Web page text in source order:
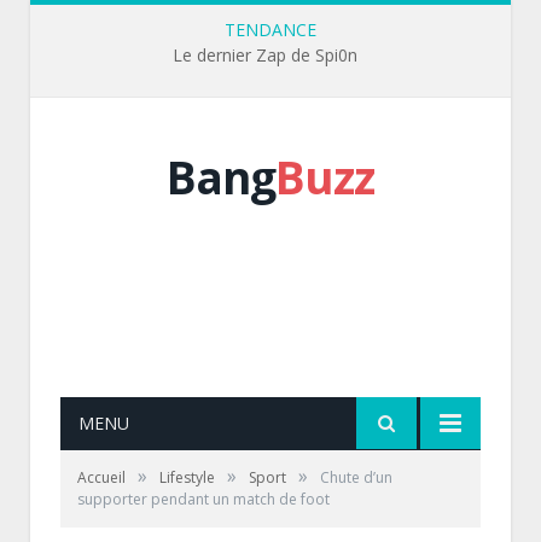
TENDANCE
Le dernier Zap de Spi0n
BangBuzz
MENU
Accueil » Lifestyle » Sport »
Chute d’un
supporter pendant un match de foot